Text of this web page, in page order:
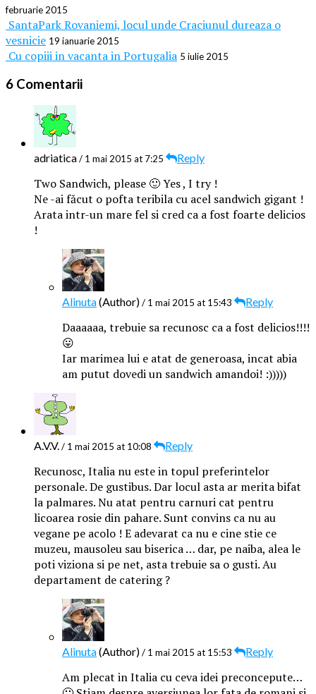
februarie 2015
SantaPark Rovaniemi, locul unde Craciunul dureaza o
vesnicie 19 ianuarie 2015
Cu copiii in vacanta in Portugalia 5 iulie 2015
6 Comentarii
adriatica/ 1 mai 2015 at 7:25 Reply
Two Sandwich, please 🙂 Yes , I try !
Ne -ai făcut o pofta teribila cu acel sandwich gigant !
Arata intr-un mare fel si cred ca a fost foarte delicios
!
Alinuta(Author)/ 1 mai 2015 at 15:43 Reply
Daaaaaa, trebuie sa recunosc ca a fost delicios!!!!
😛
Iar marimea lui e atat de generoasa, incat abia
am putut dovedi un sandwich amandoi! :)))))
A.V.V./ 1 mai 2015 at 10:08 Reply
Recunosc, Italia nu este in topul preferintelor
personale. De gustibus. Dar locul asta ar merita bifat
la palmares. Nu atat pentru carnuri cat pentru
licoarea rosie din pahare. Sunt convins ca nu au
vegane pe acolo ! E adevarat ca nu e cine stie ce
muzeu, mausoleu sau biserica … dar, pe naiba, alea le
poti viziona si pe net, asta trebuie sa o gusti. Au
departament de catering ?
Alinuta(Author)/ 1 mai 2015 at 15:53 Reply
Am plecat in Italia cu ceva idei preconcepute…